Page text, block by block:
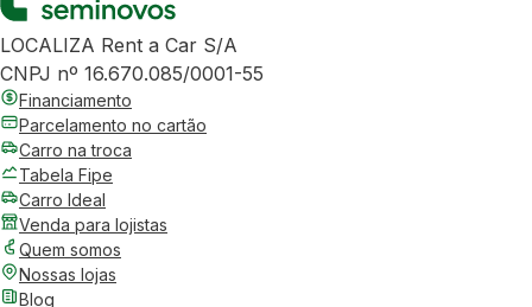
LOCALIZA Rent a Car S/A
CNPJ nº 16.670.085/0001-55
Financiamento
Parcelamento no cartão
Carro na troca
Tabela Fipe
Carro Ideal
Venda para lojistas
Quem somos
Nossas lojas
Blog